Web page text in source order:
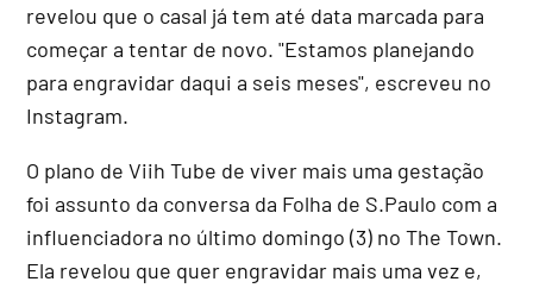
revelou que o casal já tem até data marcada para
começar a tentar de novo. "Estamos planejando
para engravidar daqui a seis meses", escreveu no
Instagram.
O plano de Viih Tube de viver mais uma gestação
foi assunto da conversa da Folha de S.Paulo com a
influenciadora no último domingo (3) no The Town.
Ela revelou que quer engravidar mais uma vez e,